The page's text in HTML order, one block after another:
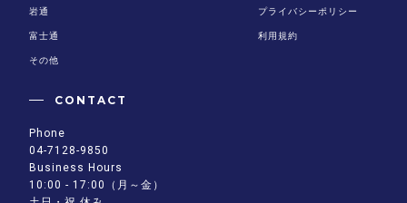
岩通
富士通
その他
プライバシーポリシー
利用規約
CONTACT
Phone
04-7128-9850
Business Hours
10:00 - 17:00（月～金）